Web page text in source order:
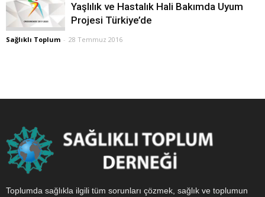
Yaşlılık ve Hastalık Hali Bakımda Uyum
Projesi Türkiye’de
Sağlıklı Toplum - 28 Temmuz 2016
Toplumda sağlıkla ilgili tüm sorunları çözmek, sağlık ve toplumun